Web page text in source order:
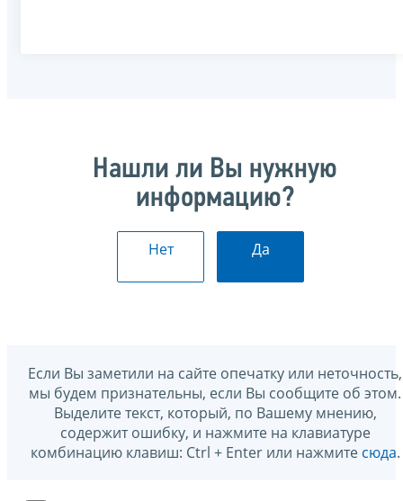
Нашли ли Вы нужную
информацию?
Нет Да
Если Вы заметили на сайте опечатку или неточность,
мы будем признательны, если Вы сообщите об этом.
Выделите текст, который, по Вашему мнению,
содержит ошибку, и нажмите на клавиатуре
комбинацию клавиш: Ctrl + Enter или нажмите сюда.